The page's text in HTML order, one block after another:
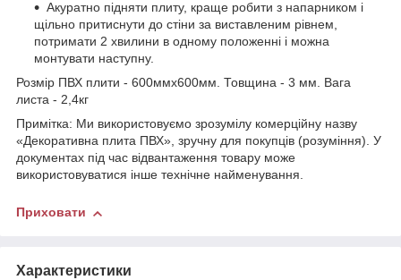
Акуратно підняти плиту, краще робити з напарником і
щільно притиснути до стіни за виставленим рівнем,
потримати 2 хвилини в одному положенні і можна
монтувати наступну.
Розмір ПВХ плити - 600ммх600мм. Товщина - 3 мм. Вага
листа - 2,4кг
Примітка: Ми використовуємо зрозумілу комерційну назву
«Декоративна плита ПВХ», зручну для покупців (розуміння). У
документах під час відвантаження товару може
використовуватися інше технічне найменування.
Приховати
Характеристики